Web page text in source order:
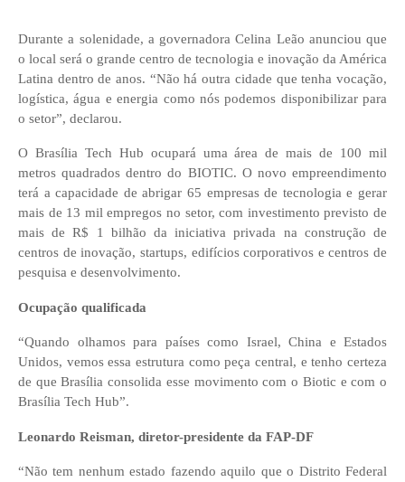
Durante a solenidade, a governadora Celina Leão anunciou que
o local será o grande centro de tecnologia e inovação da América
Latina dentro de anos. “Não há outra cidade que tenha vocação,
logística, água e energia como nós podemos disponibilizar para
o setor”, declarou.
O Brasília Tech Hub ocupará uma área de mais de 100 mil
metros quadrados dentro do BIOTIC. O novo empreendimento
terá a capacidade de abrigar 65 empresas de tecnologia e gerar
mais de 13 mil empregos no setor, com investimento previsto de
mais de R$ 1 bilhão da iniciativa privada na construção de
centros de inovação, startups, edifícios corporativos e centros de
pesquisa e desenvolvimento.
Ocupação qualificada
“Quando olhamos para países como Israel, China e Estados
Unidos, vemos essa estrutura como peça central, e tenho certeza
de que Brasília consolida esse movimento com o Biotic e com o
Brasília Tech Hub”.
Leonardo Reisman, diretor-presidente da FAP-DF
“Não tem nenhum estado fazendo aquilo que o Distrito Federal